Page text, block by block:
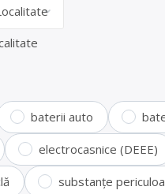
baterii auto
electrocasnice (DEEE)
substanțe